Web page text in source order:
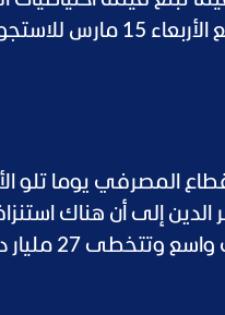
نحو 17 مليارا بحسب ما كشف رئيس مصرف لبنان رياض سلامة، الذي سيخضع
المصرفي يوما تلو
إلى أن هناك
"مخيف" في بلده، قائلا: "هناك الكثير من الأموال التي